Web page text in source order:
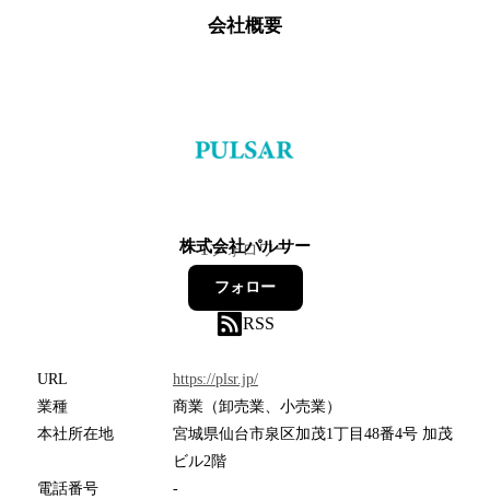
会社概要
株式会社パルサー
1フォロワー
フォロー
RSS
URL
https://plsr.jp/
業種
商業（卸売業、小売業）
本社所在地
宮城県仙台市泉区加茂1丁目48番4号 加茂
ビル2階
電話番号
-